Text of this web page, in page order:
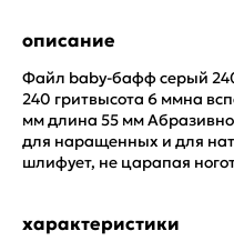
описание
Файл baby-бафф серый
240 гритвысота 6 ммна
мм длина 55 мм
для наращенных и для
шлифует, не царапая
характеристики